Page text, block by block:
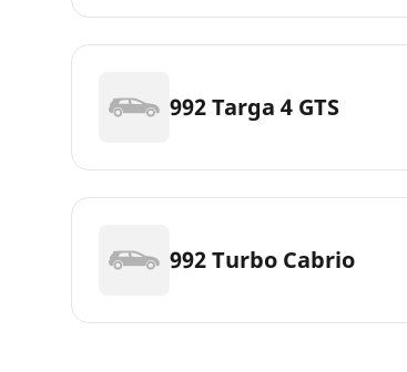
992 Targa 4 GTS
992 Turbo Cabrio